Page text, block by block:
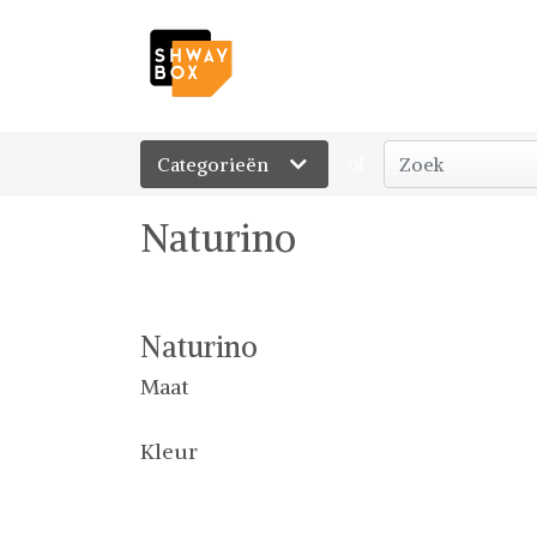
Categorieën
Naturino
Naturino
Maat
Kleur